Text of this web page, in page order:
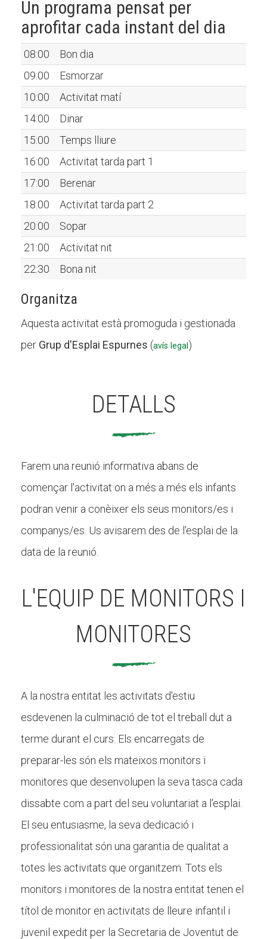
Un programa pensat per
aprofitar cada instant del dia
08:00
Bon dia
09:00
Esmorzar
10:00
Activitat matí
14:00
Dinar
15:00
Temps lliure
16:00
Activitat tarda part 1
17:00
Berenar
18:00
Activitat tarda part 2
20:00
Sopar
21:00
Activitat nit
22:30
Bona nit
Organitza
Aquesta activitat està promoguda i gestionada
per Grup d'Esplai Espurnes (avís legal)
DETALLS
Farem una reunió informativa abans de
començar l'activitat on a més a més els infants
podran venir a conèixer els seus monitors/es i
companys/es. Us avisarem des de l'esplai de la
data de la reunió.
L'EQUIP DE MONITORS I
MONITORES
A la nostra entitat les activitats d'estiu
esdevenen la culminació de tot el treball dut a
terme durant el curs. Els encarregats de
preparar-les són els mateixos monitors i
monitores que desenvolupen la seva tasca cada
dissabte com a part del seu voluntariat a l'esplai.
El seu entusiasme, la seva dedicació i
professionalitat són una garantia de qualitat a
totes les activitats que organitzem. Tots els
monitors i monitores de la nostra entitat tenen el
títol de monitor en activitats de lleure infantil i
juvenil expedit per la Secretaria de Joventut de